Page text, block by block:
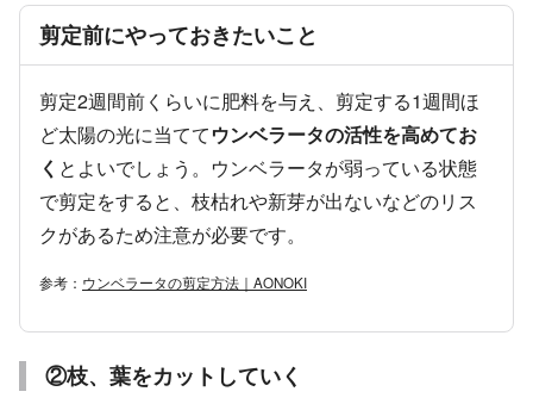
剪定前にやっておきたいこと
剪定2週間前くらいに肥料を与え、剪定する1週間ほ
ど太陽の光に当ててウンベラータの活性を高めてお
く とよいでしょう。ウンベラータが弱っている状態
で剪定をすると、枝枯れや新芽が出ないなどのリス
クがあるため注意が必要です。
参考： ウンベラータの剪定方法｜AONOKI
②枝、葉をカットしていく